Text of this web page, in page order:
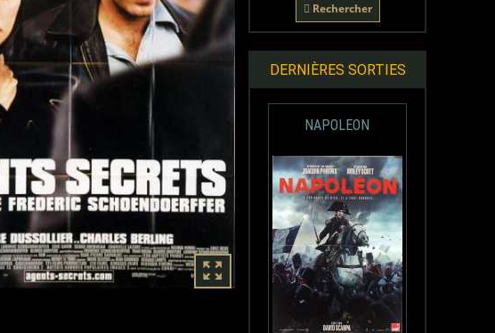
Rechercher
DERNIÈRES SORTIES
NAPOLEON